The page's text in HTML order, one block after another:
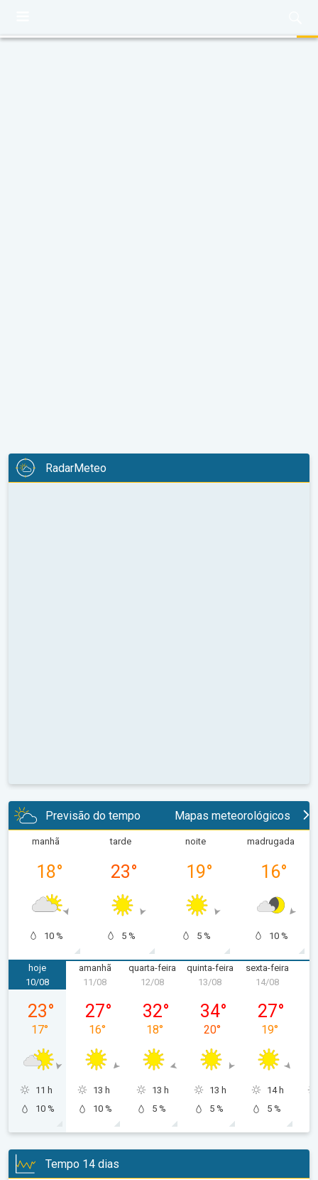
RadarMeteo
Previsão do tempo Mapas meteorológicos
manhã
18°
10 %
tarde
23°
5 %
noite
19°
5 %
madrugada
16°
10 %
hoje
segunda-feira, 10/08
10/08
23°
17°
11 h
10 %
amanhã
terça-feira, 11/08
11/08
27°
16°
13 h
10 %
quarta-feira
quarta-feira, 12/08
12/08
32°
18°
13 h
5 %
quinta-feira
quinta-feira, 13/08
13/08
34°
20°
13 h
5 %
sexta-feira
14/08
27°
19°
14 h
5 %
Tempo 14 dias